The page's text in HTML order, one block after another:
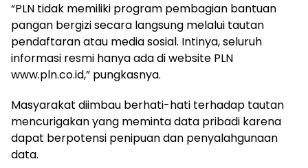
“PLN tidak memiliki program pembagian bantuan
pangan bergizi secara langsung melalui tautan
pendaftaran atau media sosial. Intinya, seluruh
informasi resmi hanya ada di website PLN
www.pln.co.id,” pungkasnya.
Masyarakat diimbau berhati-hati terhadap tautan
mencurigakan yang meminta data pribadi karena
dapat berpotensi penipuan dan penyalahgunaan
data.